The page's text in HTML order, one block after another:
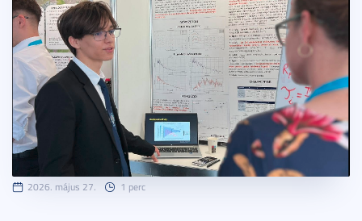
2026. május 27. 1 perc